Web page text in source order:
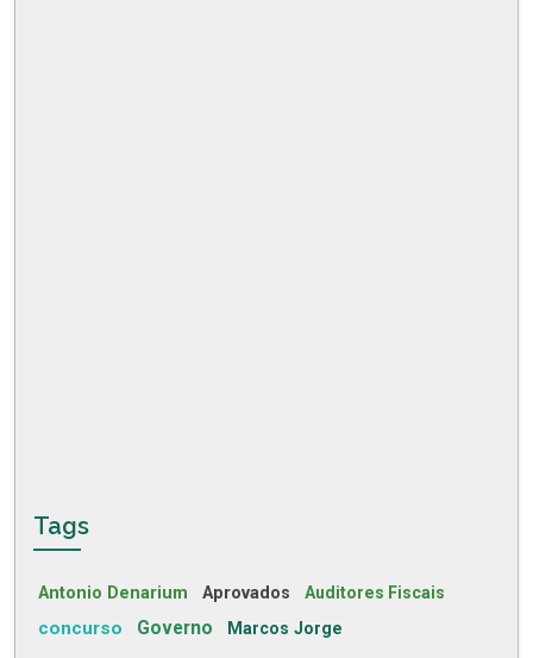
Tags
Antonio Denarium Aprovados Auditores Fiscais
concurso Governo Marcos Jorge